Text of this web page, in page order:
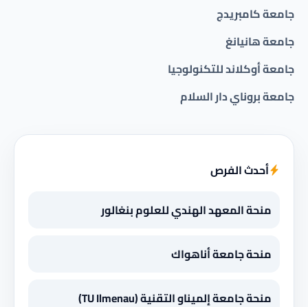
جامعة كامبريدج
جامعة هانيانغ
جامعة أوكلاند للتكنولوجيا
جامعة بروناي دار السلام
أحدث الفرص
منحة المعهد الهندي للعلوم بنغالور
منحة جامعة أناهواك
منحة جامعة إلميناو التقنية (TU Ilmenau)